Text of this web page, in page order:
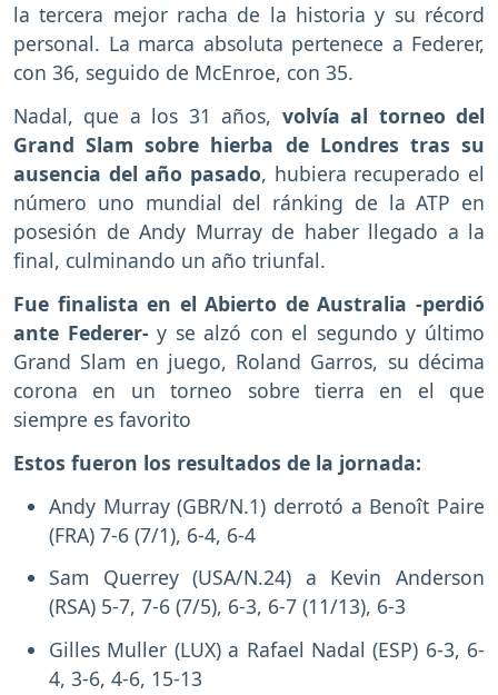
la tercera mejor racha de la historia y su récord
personal. La marca absoluta pertenece a Federer,
con 36, seguido de McEnroe, con 35.
Nadal, que a los 31 años, volvía al torneo del
Grand Slam sobre hierba de Londres tras su
ausencia del año pasado, hubiera recuperado el
número uno mundial del ránking de la ATP en
posesión de Andy Murray de haber llegado a la
final, culminando un año triunfal.
Fue finalista en el Abierto de Australia -perdió
ante Federer-y se alzó con el segundo y último
Grand Slam en juego, Roland Garros, su décima
corona en un torneo sobre tierra en el que
siempre es favorito
Estos fueron los resultados de la jornada:
Andy Murray (GBR/N.1) derrotó a Benoît Paire
(FRA) 7-6 (7/1), 6-4, 6-4
Sam Querrey (USA/N.24) a Kevin Anderson
(RSA) 5-7, 7-6 (7/5), 6-3, 6-7 (11/13), 6-3
Gilles Muller (LUX) a Rafael Nadal (ESP) 6-3, 6-
4, 3-6, 4-6, 15-13